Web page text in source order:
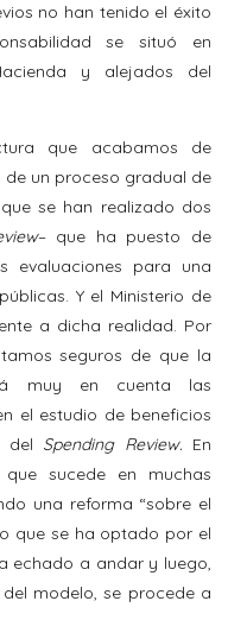
no han tenido el éxito
se situó en
y alejados del
que acabamos de
un proceso gradual de
se han realizado dos
– que ha puesto de
evaluaciones para una
Y el Ministerio de
a dicha realidad. Por
seguros de que la
muy en cuenta las
el estudio de beneficios
del Spending Review. En
sucede en muchas
una reforma “sobre el
que se ha optado por el
echado a andar y luego,
modelo, se procede a